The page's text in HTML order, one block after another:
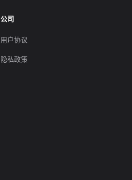
公司
用户协议
隐私政策